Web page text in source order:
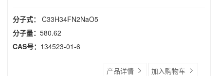
分子式： C33H34FN2NaO5
分子量： 580.62
CAS号： 134523-01-6
产品详情 加入购物车